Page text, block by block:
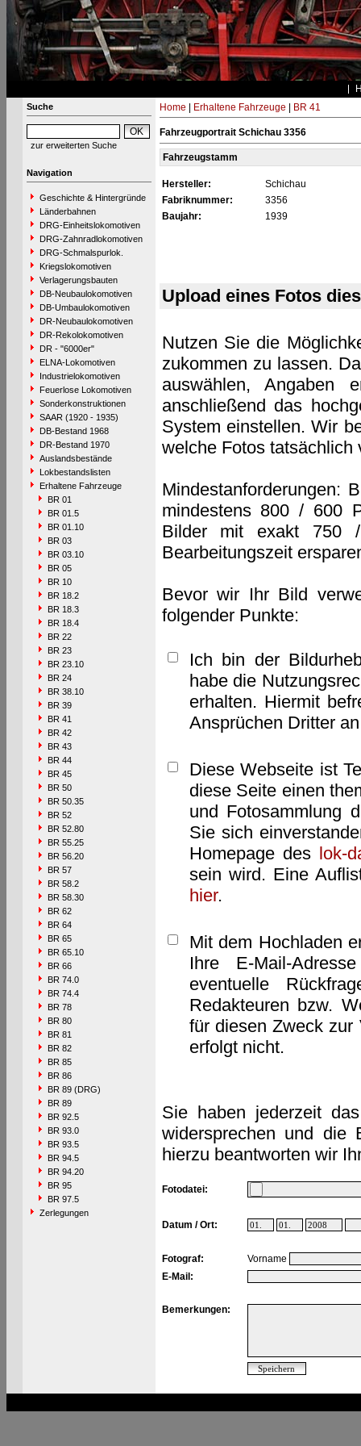
Suche
zur erweiterten Suche
Navigation
Geschichte & Hintergründe
Länderbahnen
DRG-Einheitslokomotiven
DRG-Zahnradlokomotiven
DRG-Schmalspurlok.
Kriegslokomotiven
Verlagerungsbauten
DB-Neubaulokomotiven
DB-Umbaulokomotiven
DR-Neubaulokomotiven
DR-Rekolokomotiven
DR - "6000er"
ELNA-Lokomotiven
Industrielokomotiven
Feuerlose Lokomotiven
Sonderkonstruktionen
SAAR (1920 - 1935)
DB-Bestand 1968
DR-Bestand 1970
Auslandsbestände
Lokbestandslisten
Erhaltene Fahrzeuge
BR 01
BR 01.5
BR 01.10
BR 03
BR 03.10
BR 05
BR 10
BR 18.2
BR 18.3
BR 18.4
BR 22
BR 23
BR 23.10
BR 24
BR 38.10
BR 39
BR 41
BR 42
BR 43
BR 44
BR 45
BR 50
BR 50.35
BR 52
BR 52.80
BR 55.25
BR 56.20
BR 57
BR 58.2
BR 58.30
BR 62
BR 64
BR 65
BR 65.10
BR 66
BR 74.0
BR 74.4
BR 78
BR 80
BR 81
BR 82
BR 85
BR 86
BR 89 (DRG)
BR 89
BR 92.5
BR 93.0
BR 93.5
BR 94.5
BR 94.20
BR 95
BR 97.5
Zerlegungen
Home Erhaltene Fahrzeuge BR 41
Fahrzeugportrait Schichau 3356
Fahrzeugstamm
Hersteller:
Schichau
Fabriknummer:
3356
Baujahr:
1939
Upload eines Fotos
Nutzen Sie die
zukommen zu lassen.
auswählen, Angaben
anschließend das
System einstellen. Wir
welche Fotos tatsächlich
Mindestanforderungen:
mindestens 800 / 600
Bilder mit exakt 750
Bearbeitungszeit
Bevor wir Ihr Bild
folgender Punkte:
Ich bin der
habe die
erhalten. Hiermit
Ansprüchen Dritter
Diese Webseite ist
diese Seite einen
und Fotosammlung
Sie sich
Homepage des lok-
sein wird. Eine
hier.
Mit dem Hochladen
Ihre E-Mail-
eventuelle
Redakteuren bzw.
für diesen Zweck zur
erfolgt nicht.
Sie haben jederzeit
widersprechen und die
hierzu beantworten wir
Fotodatei:
Datum / Ort:
Fotograf:
Vorname
E-Mail:
Bemerkungen: